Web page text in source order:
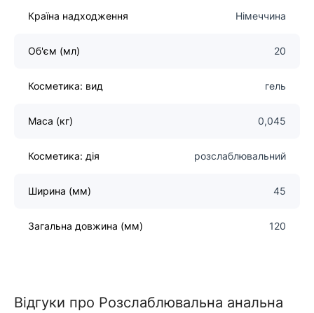
Країна надходження Німеччина
Об'єм (мл) 20
Косметика: вид гель
Маса (кг) 0,045
Косметика: дія розслаблювальний
Ширина (мм) 45
Загальна довжина (мм) 120
Відгуки про Розслаблювальна анальна